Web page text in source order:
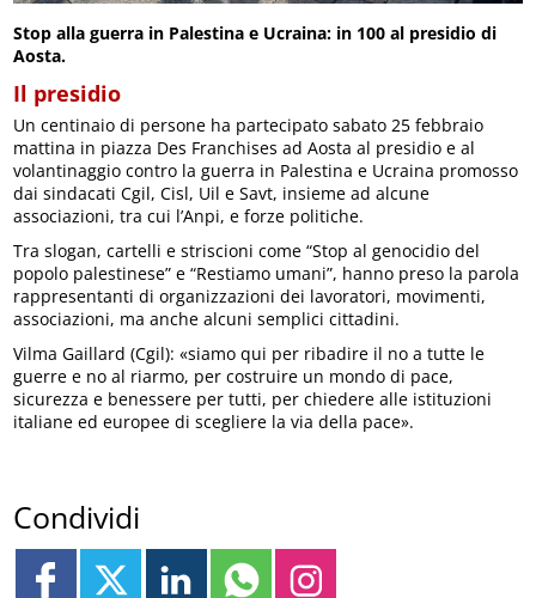
Stop alla guerra in Palestina e Ucraina: in 100 al presidio di
Aosta.
Il presidio
Un centinaio di persone ha partecipato sabato 25 febbraio
mattina in piazza Des Franchises ad Aosta al presidio e al
volantinaggio contro la guerra in Palestina e Ucraina promosso
dai sindacati Cgil, Cisl, Uil e Savt, insieme ad alcune
associazioni, tra cui l’Anpi, e forze politiche.
Tra slogan, cartelli e striscioni come “Stop al genocidio del
popolo palestinese” e “Restiamo umani”, hanno preso la parola
rappresentanti di organizzazioni dei lavoratori, movimenti,
associazioni, ma anche alcuni semplici cittadini.
Vilma Gaillard (Cgil): «siamo qui per ribadire il no a tutte le
guerre e no al riarmo, per costruire un mondo di pace,
sicurezza e benessere per tutti, per chiedere alle istituzioni
italiane ed europee di scegliere la via della pace».
Condividi